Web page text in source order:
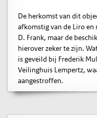
De herkomst van dit
afkomstig van de Liro
D. Frank, maar de
hierover zeker te zijn.
is geveild bij Frederik
Veilinghuis Lempertz,
aangestroffen.